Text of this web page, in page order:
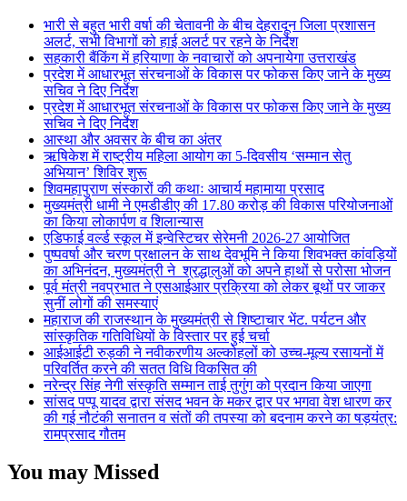
भारी से बहुत भारी वर्षा की चेतावनी के बीच देहरादून जिला प्रशासन
अलर्ट, सभी विभागों को हाई अलर्ट पर रहने के निर्देश
सहकारी बैंकिंग में हरियाणा के नवाचारों को अपनायेगा उत्तराखंड
प्रदेश में आधारभूत संरचनाओं के विकास पर फोकस किए जाने के मुख्य
सचिव ने दिए निर्देश
प्रदेश में आधारभूत संरचनाओं के विकास पर फोकस किए जाने के मुख्य
सचिव ने दिए निर्देश
आस्था और अवसर के बीच का अंतर
ऋषिकेश में राष्ट्रीय महिला आयोग का 5-दिवसीय ‘सम्मान सेतु
अभियान’ शिविर शुरू
शिवमहापुराण संस्कारों की कथाः आचार्य महामाया प्रसाद
मुख्यमंत्री धामी ने एमडीडीए की 17.80 करोड़ की विकास परियोजनाओं
का किया लोकार्पण व शिलान्यास
एडिफाई वर्ल्ड स्कूल में इन्वेस्टिचर सेरेमनी 2026-27 आयोजित
पुष्पवर्षा और चरण प्रक्षालन के साथ देवभूमि ने किया शिवभक्त कांवड़ियों
का अभिनंदन, मुख्यमंत्री ने श्रद्धालुओं को अपने हाथों से परोसा भोजन
पूर्व मंत्री नवप्रभात ने एसआईआर प्रक्रिया को लेकर बूथों पर जाकर
सुनीं लोगों की समस्याएं
महाराज की राजस्थान के मुख्यमंत्री से शिष्टाचार भेंट. पर्यटन और
सांस्कृतिक गतिविधियों के विस्तार पर हुई चर्चा
आईआईटी रुड़की ने नवीकरणीय अल्कोहलों को उच्च-मूल्य रसायनों में
परिवर्तित करने की सतत विधि विकसित की
नरेन्द्र सिंह नेगी संस्कृति सम्मान ताई तुगुंग को प्रदान किया जाएगा
सांसद पप्पू यादव द्वारा संसद भवन के मकर द्वार पर भगवा वेश धारण कर
की गई नौटंकी सनातन व संतों की तपस्या को बदनाम करने का षड़यंत्र:
रामप्रसाद गौतम
You may Missed